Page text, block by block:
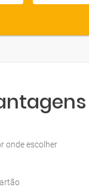
onde escolher